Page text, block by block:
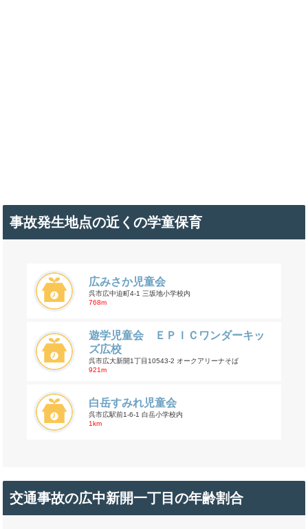
事故発生地点の近くの学童保育
広みさか児童会
呉市広中迫町4-1 三坂地小学校内
768m
遊学児童会 ＥＰＩＣワンダーキッ
ズ広校
呉市広大新開1丁目10543-2 オークアリーナそば
921m
白岳すみれ児童会
呉市広駅前1-6-1 白岳小学校内
1km
交通事故の広中新開一丁目の年齢割合